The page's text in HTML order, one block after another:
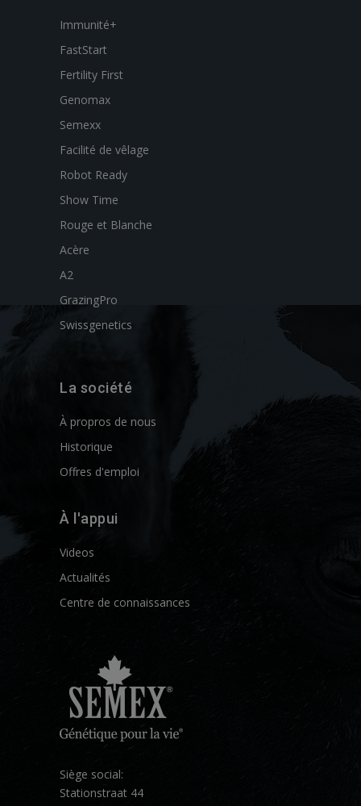
Immunité+
FastStart
Fertility First
Genomax
Semexx
Facilité de vêlage
Robot Ready
Show Time
Rouge et Blanche
Acère
A2
GrazingPro
Swissgenetics
La société
À propros de nous
Historique
Offres d'emploi
À l'appui
Videos
Actualités
Centre de connaissances
Siège social:
Stationstraat 44